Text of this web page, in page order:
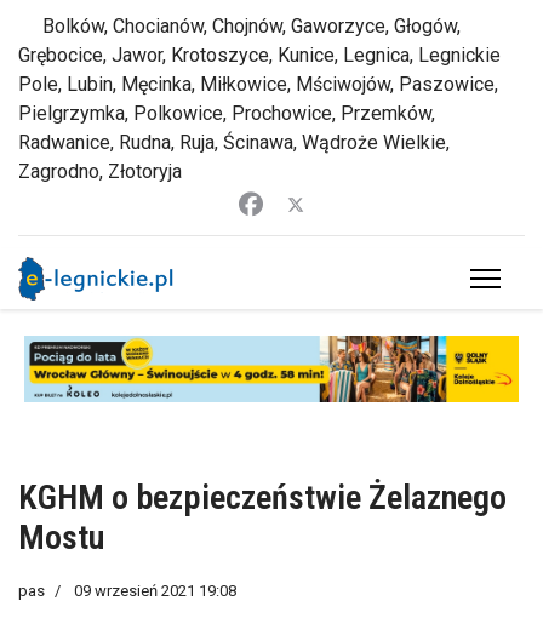
Bolków, Chocianów, Chojnów, Gaworzyce, Głogów,
Grębocice, Jawor, Krotoszyce, Kunice, Legnica, Legnickie
Pole, Lubin, Męcinka, Miłkowice, Mściwojów, Paszowice,
Pielgrzymka, Polkowice, Prochowice, Przemków,
Radwanice, Rudna, Ruja, Ścinawa, Wądroże Wielkie,
Zagrodno, Złotoryja
KGHM o bezpieczeństwie Żelaznego
Mostu
pas 09 wrzesień 2021 19:08